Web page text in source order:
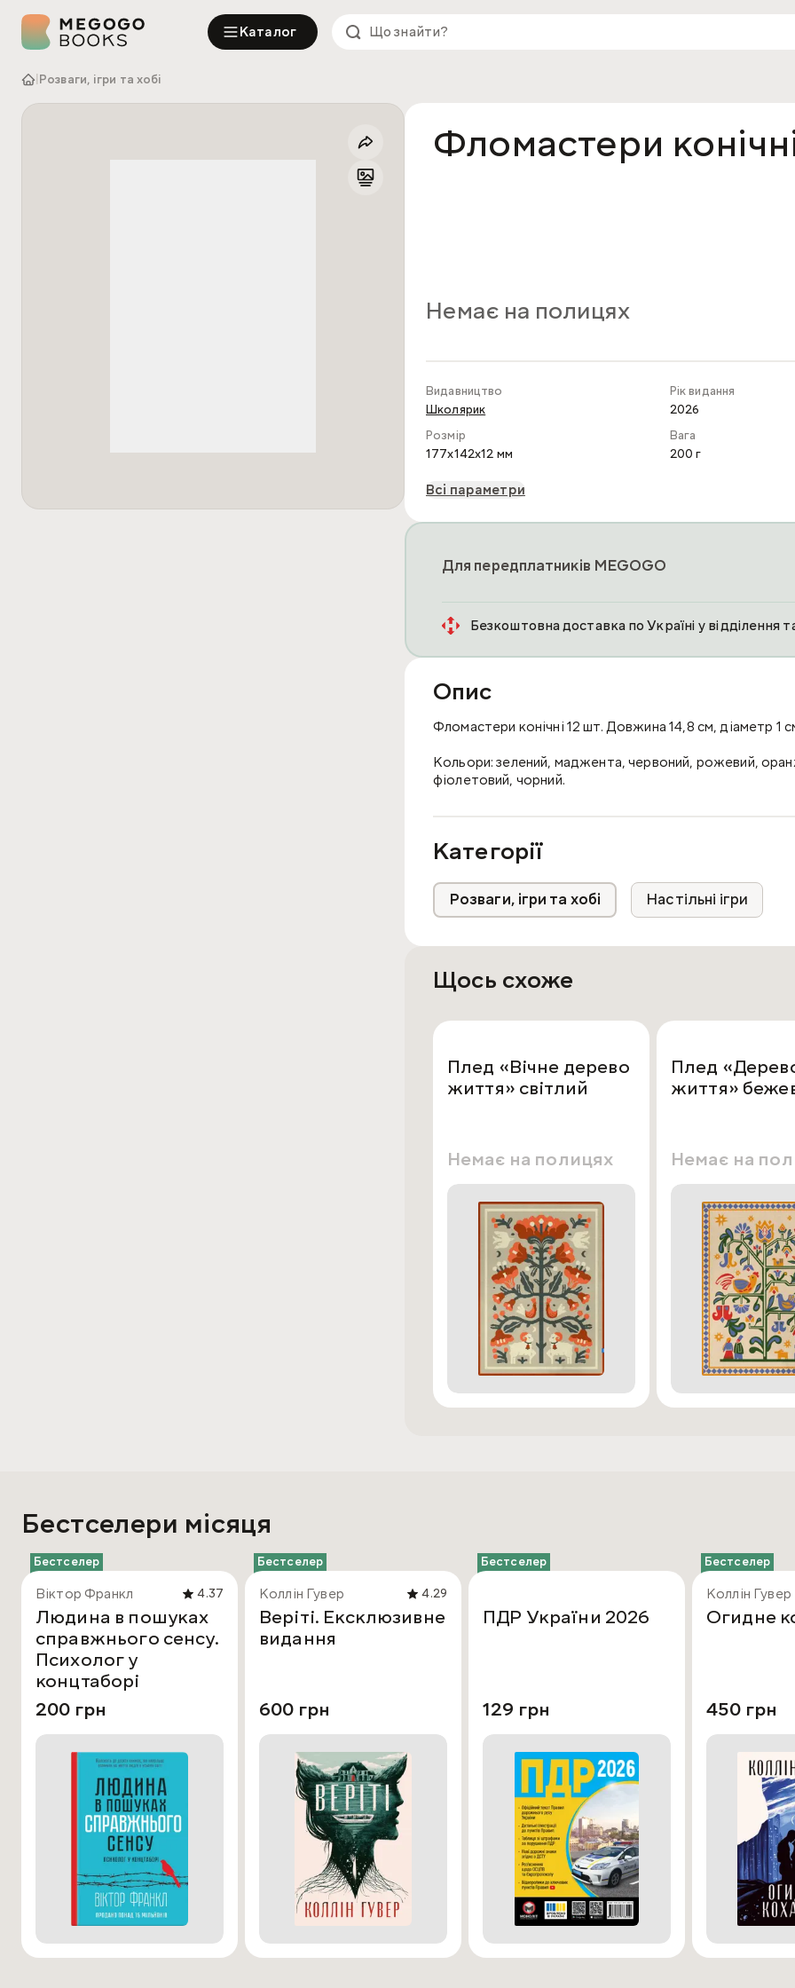
Каталог
Розваги, ігри та хобі
Фломастери
Немає на полицях
Видавництво
Школярик
Рік видання
2026
Розмір
177x142x12 мм
Вага
200 г
Всі параметри
Для передплатників MEGOGO
Безкоштовна доставка по Україні у відділення
Опис
Фломастери конічні 12 шт. Довжина 14,8 см, діаметр 1
Кольори: зелений, маджента, червоний, рожевий,
фіолетовий, чорний.
Категорії
Розваги, ігри та хобі Настільні ігри
Щось схоже
Плед «Вічне дерево
життя» світлий
Немає на полицях
Плед
життя»
Немає на
Бестселери місяця
Бестселер
Віктор Франкл 4.37
Людина в пошуках
справжнього сенсу.
Психолог у
концтаборі
200 грн
Бестселер
Коллін Гувер 4.29
Веріті. Ексклюзивне
видання
600 грн
Бестселер
ПДР України 2026
129 грн
Бестселер
Коллін Гувер
Огидне
450 грн